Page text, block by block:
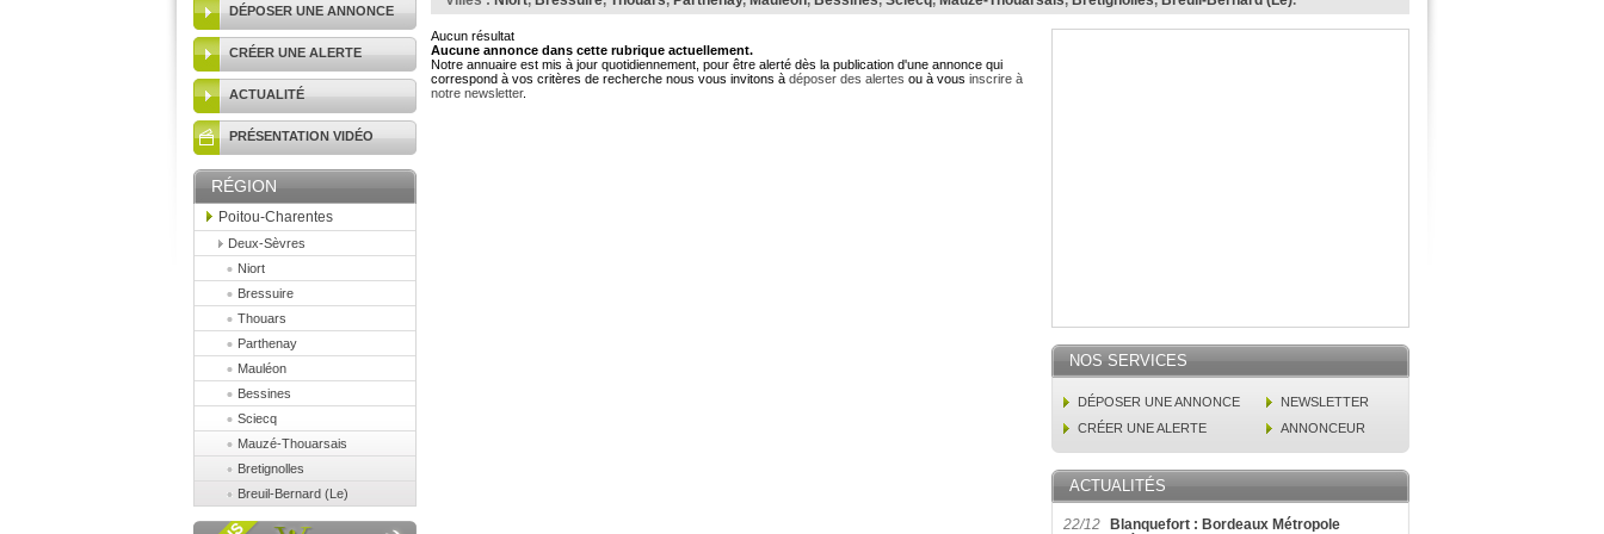
DÉPOSER UNE ANNONCE
CRÉER UNE ALERTE
ACTUALITÉ
PRÉSENTATION VIDÉO
RÉGION
Poitou-Charentes
Deux-Sèvres
Niort
Bressuire
Thouars
Parthenay
Mauléon
Bessines
Sciecq
Mauzé-Thouarsais
Bretignolles
Breuil-Bernard (Le)
Aucun résultat
Aucune annonce dans cette rubrique actuellement.
Notre annuaire est mis à jour quotidiennement, pour être alerté dès la publication d'une annonce qui
correspond à vos critères de recherche nous vous invitons à déposer des alertes ou à vous inscrire à
notre newsletter.
NOS SERVICES
DÉPOSER UNE ANNONCE
NEWSLETTER
CRÉER UNE ALERTE
ANNONCEUR
ACTUALITÉS
22/12
Blanquefort : Bordeaux Métropole